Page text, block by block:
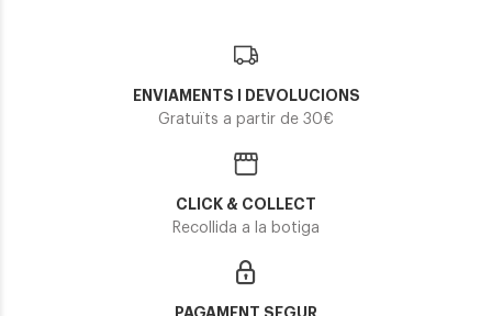
ENVIAMENTS I DEVOLUCIONS
Gratuïts a partir de 30€
CLICK & COLLECT
Recollida a la botiga
PAGAMENT SEGUR